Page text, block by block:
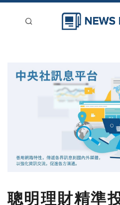
聰明理財精準